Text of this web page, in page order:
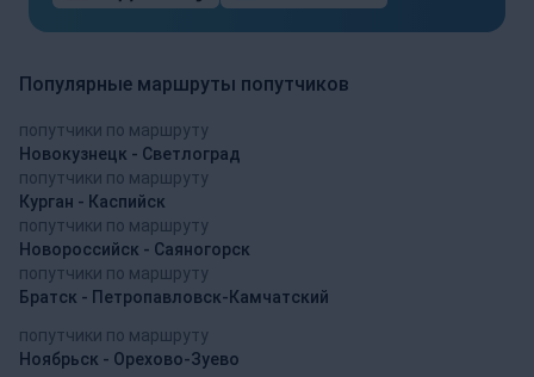
Популярные маршруты попутчиков
попутчики по маршруту
Новокузнецк - Светлоград
попутчики по маршруту
Курган - Каспийск
попутчики по маршруту
Новороссийск - Саяногорск
попутчики по маршруту
Братск - Петропавловск-Камчатский
попутчики по маршруту
Ноябрьск - Орехово-Зуево